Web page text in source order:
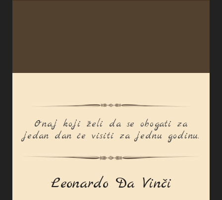
Onaj koji želi da se obogati za
jedan dan će visiti za jednu godinu.
Leonardo Da Vinči